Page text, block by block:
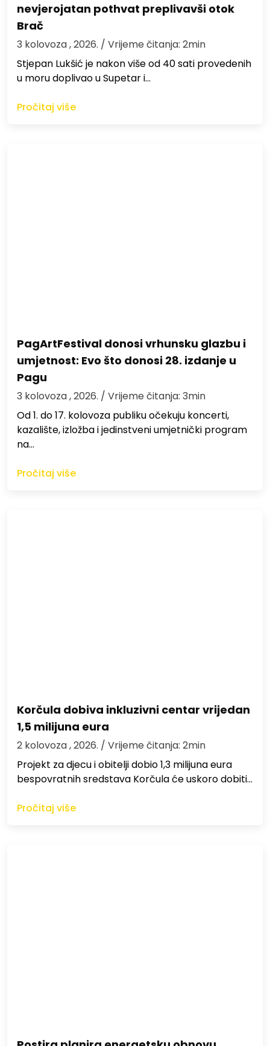
nevjerojatan pothvat preplivavši otok
Brač
3 kolovoza , 2026. / Vrijeme čitanja: 2min
St​jepan Lukšić je nakon više od 40 sati provedenih
u moru doplivao u Supetar i…
Pročitaj više
PagArtFestival donosi vrhunsku glazbu i
umjetnost: Evo što donosi 28. izdanje u
Pagu
3 kolovoza , 2026. / Vrijeme čitanja: 3min
Od 1. do 17. kolovoza publiku očekuju koncerti,
kazalište, izložba i jedinstveni umjetnički program
na…
Pročitaj više
Korčula dobiva inkluzivni centar vrijedan
1,5 milijuna eura
2 kolovoza , 2026. / Vrijeme čitanja: 2min
Projekt za djecu i obitelji dobio 1,3 milijuna eura
bespovratnih sredstava Korčula će uskoro dobiti…
Pročitaj više